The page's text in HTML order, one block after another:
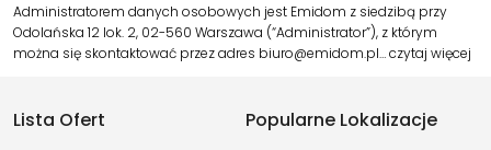
Administratorem danych osobowych jest Emidom z siedzibą przy
Odolańska 12 lok. 2, 02-560 Warszawa (“Administrator”), z którym
można się skontaktować przez adres biuro@emidom.pl…czytaj więcej
Lista Ofert
Popularne Lokalizacje